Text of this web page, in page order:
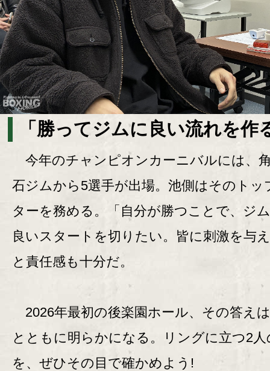
「勝ってジムに良い流れを作
今年のチャンピオンカーニバルには、
石ジムから5選手が出場。池側はそのトッ
ターを務める。「自分が勝つことで、ジ
良いスタートを切りたい。皆に刺激を与
と責任感も十分だ。
2026年最初の後楽園ホール、その答え
とともに明らかになる。リングに立つ2人
を、ぜひその目で確かめよう!